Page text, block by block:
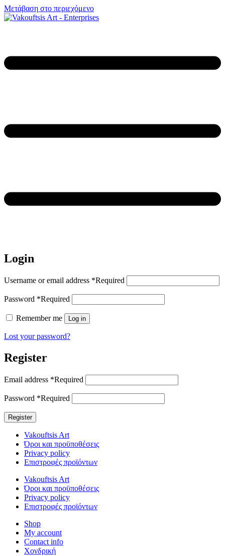
Μετάβαση στο περιεχόμενο
Login
Username or email address *Required
Password *Required
Remember me Log in
Lost your password?
Register
Email address *Required
Password *Required
Register
Vakouftsis Art
Όροι και προϋποθέσεις
Privacy policy
Επιστροφές προϊόντων
Vakouftsis Art
Όροι και προϋποθέσεις
Privacy policy
Επιστροφές προϊόντων
Shop
My account
Contact info
Χονδρική